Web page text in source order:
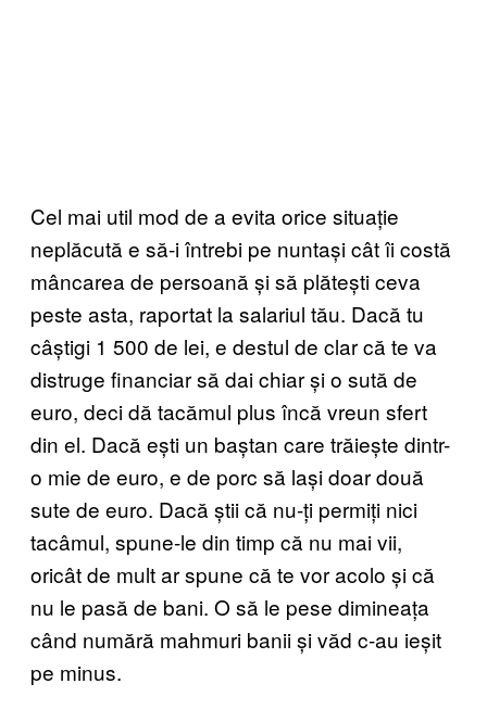
Cel mai util mod de a evita orice situație
neplăcută e să-i întrebi pe nuntași cât îi costă
mâncarea de persoană și să plătești ceva
peste asta, raportat la salariul tău. Dacă tu
câștigi 1 500 de lei, e destul de clar că te va
distruge financiar să dai chiar și o sută de
euro, deci dă tacămul plus încă vreun sfert
din el. Dacă ești un baștan care trăiește dintr-
o mie de euro, e de porc să lași doar două
sute de euro. Dacă știi că nu-ți permiți nici
tacâmul, spune-le din timp că nu mai vii,
oricât de mult ar spune că te vor acolo și că
nu le pasă de bani. O să le pese dimineața
când numără mahmuri banii și văd c-au ieșit
pe minus.